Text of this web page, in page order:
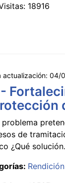
18916
actualización: 04/
problema
de
¿Qué